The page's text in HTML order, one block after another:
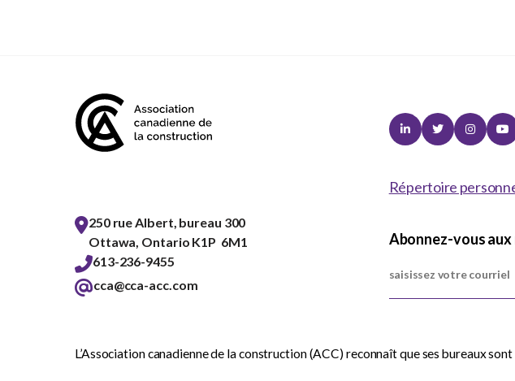
250 rue Albert, bureau 300
Ottawa, Ontario K1P 6M1
613-236-9455
cca@cca-acc.com
LinkedinTwitter
Répertoire
Abonnez-vous aux
L’Association canadienne de la construction (ACC) reconnaît que ses bureaux